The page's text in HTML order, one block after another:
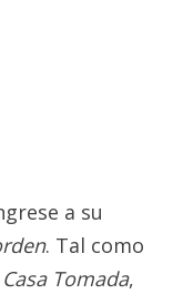
a su
. Tal como
Casa Tomada,